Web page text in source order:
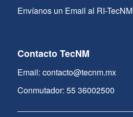
Envíanos un Email al RI-TecNM
Contacto TecNM
Email: contacto@tecnm.mx
Conmutador: 55 36002500